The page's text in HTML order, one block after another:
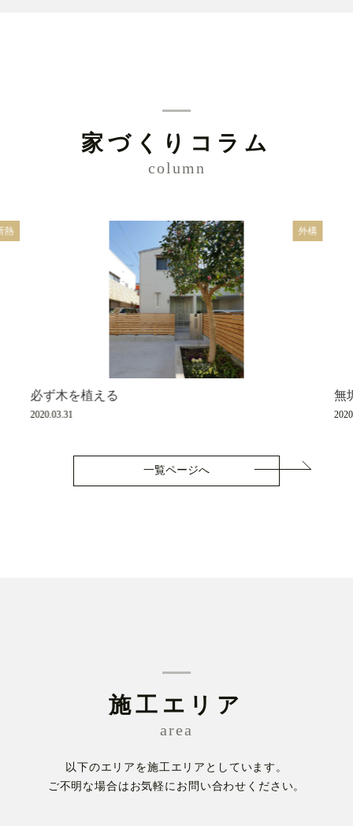
家づくりコラム
column
熱 外構
必ず木を植える
2020.03.31
無
一覧ページへ
施工エリア
area
以下のエリアを施工エリアとしています。
ご不明な場合はお気軽にお問い合わせください。